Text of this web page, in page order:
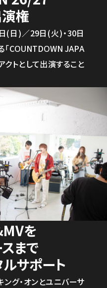
権
(日)／29日(火)・30日
COUNTDOWN JAPA
クトとして出演すること
を
まで
ルサポート
グ・オンとユニバーサ